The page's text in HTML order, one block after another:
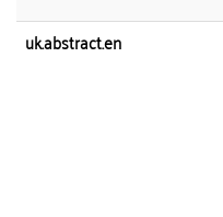
uk.abstract.en